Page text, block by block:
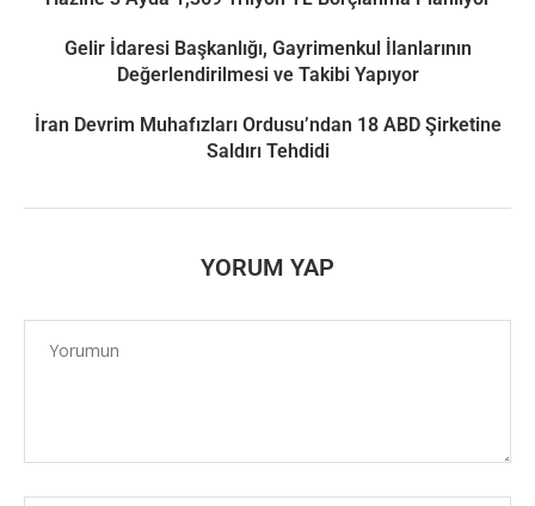
Gelir İdaresi Başkanlığı, Gayrimenkul İlanlarının
Değerlendirilmesi ve Takibi Yapıyor
İran Devrim Muhafızları Ordusu’ndan 18 ABD Şirketine
Saldırı Tehdidi
YORUM YAP